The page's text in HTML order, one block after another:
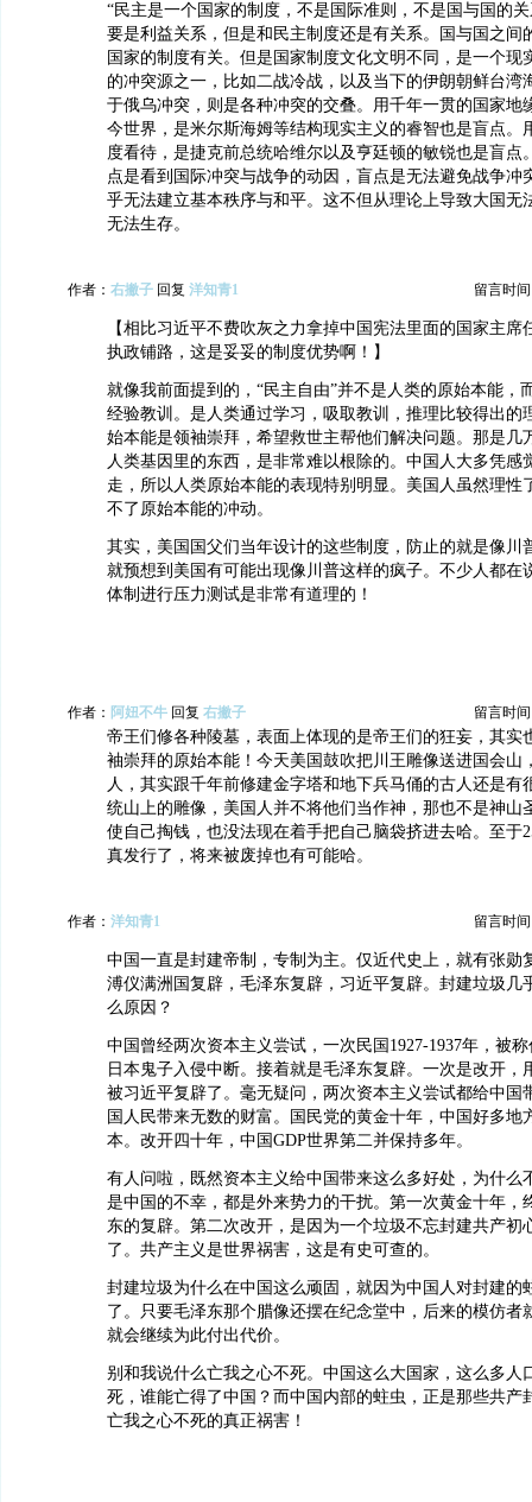
“民主是一个国家的制度，不是国际准则，不是国与国的
要是利益关系，但是和民主制度还是有关系。国与国之间
国家的制度有关。但是国家制度文化文明不同，是一个现
的冲突源之一，比如二战冷战，以及当下的伊朗朝鲜台湾
于俄乌冲突，则是各种冲突的交叠。用千年一贯的国家地
今世界，是米尔斯海姆等结构现实主义的睿智也是盲点。
度看待，是捷克前总统哈维尔以及亨廷顿的敏锐也是盲点
点是看到国际冲突与战争的动因，盲点是无法避免战争冲
乎无法建立基本秩序与和平。这不但从理论上导致大国无
无法生存。
作者： 右撇子 回复 洋知青1 留言时间
【相比习近平不费吹灰之力拿掉中国宪法里面的国家主席
执政铺路，这是妥妥的制度优势啊！】
就像我前面提到的，“民主自由”并不是人类的原始本能，
经验教训。是人类通过学习，吸取教训，推理比较得出的
始本能是领袖崇拜，希望救世主帮他们解决问题。那是几
人类基因里的东西，是非常难以根除的。中国人大多凭感
走，所以人类原始本能的表现特别明显。美国人虽然理性
不了原始本能的冲动。
其实，美国国父们当年设计的这些制度，防止的就是像川
就预想到美国有可能出现像川普这样的疯子。不少人都在
体制进行压力测试是非常有道理的！
作者： 阿妞不牛 回复 右撇子 留言时间
帝王们修各种陵墓，表面上体现的是帝王们的狂妄，其实
袖崇拜的原始本能！今天美国鼓吹把川王雕像送进国会山
人，其实跟千年前修建金字塔和地下兵马俑的古人还是有
统山上的雕像，美国人并不将他们当作神，那也不是神山
使自己掏钱，也没法现在着手把自己脑袋挤进去哈。至于
真发行了，将来被废掉也有可能哈。
作者： 洋知青1 留言时间
中国一直是封建帝制，专制为主。仅近代史上，就有张勋
溥仪满洲国复辟，毛泽东复辟，习近平复辟。封建垃圾几
么原因？
中国曾经两次资本主义尝试，一次民国1927-1937年，被
日本鬼子入侵中断。接着就是毛泽东复辟。一次是改开，
被习近平复辟了。毫无疑问，两次资本主义尝试都给中国
国人民带来无数的财富。国民党的黄金十年，中国好多地
本。改开四十年，中国GDP世界第二并保持多年。
有人问啦，既然资本主义给中国带来这么多好处，为什么
是中国的不幸，都是外来势力的干扰。第一次黄金十年，
东的复辟。第二次改开，是因为一个垃圾不忘封建共产初
了。共产主义是世界祸害，这是有史可查的。
封建垃圾为什么在中国这么顽固，就因为中国人对封建的
了。只要毛泽东那个腊像还摆在纪念堂中，后来的模仿者
就会继续为此付出代价。
别和我说什么亡我之心不死。中国这么大国家，这么多人
死，谁能亡得了中国？而中国内部的蛀虫，正是那些共产
亡我之心不死的真正祸害！